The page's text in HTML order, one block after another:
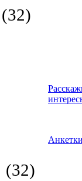
(32)
(32)